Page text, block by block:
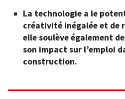
La technologie a le
créativité inégalée et de
elle soulève également
son impact sur l’emploi
construction.